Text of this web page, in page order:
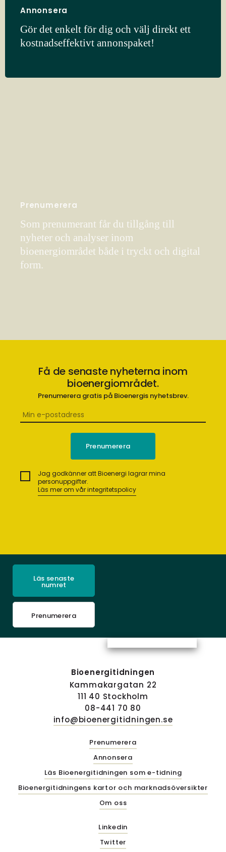
Annonsera
Gör det enkelt för dig och välj direkt ett
kostnadseffektivt annonspaket!
Prenumerera
Som prenumerant får du tillgång till
nyheter och analyser inom
bioenergiområdet både i tryckt och digital
form.
Få de senaste nyheterna inom
bioenergiområdet.
Prenumerera gratis på Bioenergis nyhetsbrev.
Jag godkänner att Bioenergi lagrar mina
personuppgifter.
Läs mer om vår integritetspolicy
Läs senaste
numret
Prenumerera
Bioenergitidningen
Kammakargatan 22
111 40 Stockholm
08-441 70 80
info@bioenergitidningen.se
Prenumerera
Annonsera
Läs Bioenergitidningen som e-tidning
Bioenergitidningens kartor och marknadsöversikter
Om oss
Linkedin
Twitter